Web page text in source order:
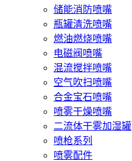
储能消防喷嘴
瓶罐清洗喷嘴
燃油燃烧喷嘴
电磁阀喷嘴
混流搅拌喷嘴
空气吹扫喷嘴
合金宝石喷嘴
喷雾干燥喷嘴
二流体干雾加湿罐
喷枪系列
喷雾配件